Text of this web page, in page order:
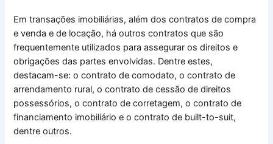
Em transações imobiliárias, além dos contratos de compra
e venda e de locação, há outros contratos que são
frequentemente utilizados para assegurar os direitos e
obrigações das partes envolvidas. Dentre estes,
destacam-se: o contrato de comodato, o contrato de
arrendamento rural, o contrato de cessão de direitos
possessórios, o contrato de corretagem, o contrato de
financiamento imobiliário e o contrato de built-to-suit,
dentre outros.